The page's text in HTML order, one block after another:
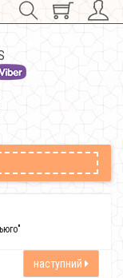
наступний